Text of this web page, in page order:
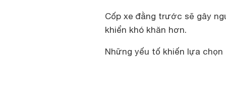
Cốp xe đằng trước sẽ gây
khiển khó khăn hơn.
Những yếu tố khiến lựa chọn